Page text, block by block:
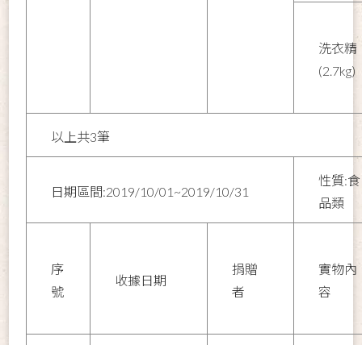
洗衣精
(2.7kg)
以上共3筆
日期區間:2019/10/01~2019/10/31
性質:食
品類
序
號
收據日期
捐贈
者
實物內
容